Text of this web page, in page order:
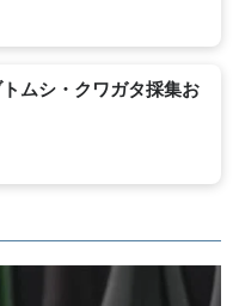
トムシ・クワガタ採集お